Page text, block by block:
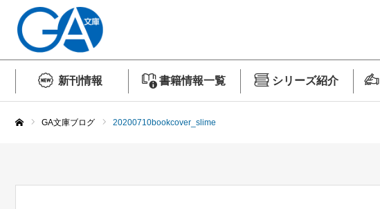
新刊情報 書籍情報一覧 シリーズ紹介
GA文庫ブログ 20200710bookcover_slime